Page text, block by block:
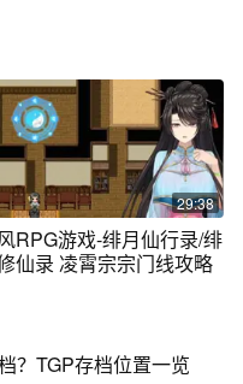
29:38
RPG游戏-绯月仙行录/绯
仙录 凌霄宗宗门线攻略
？TGP存档位置一览